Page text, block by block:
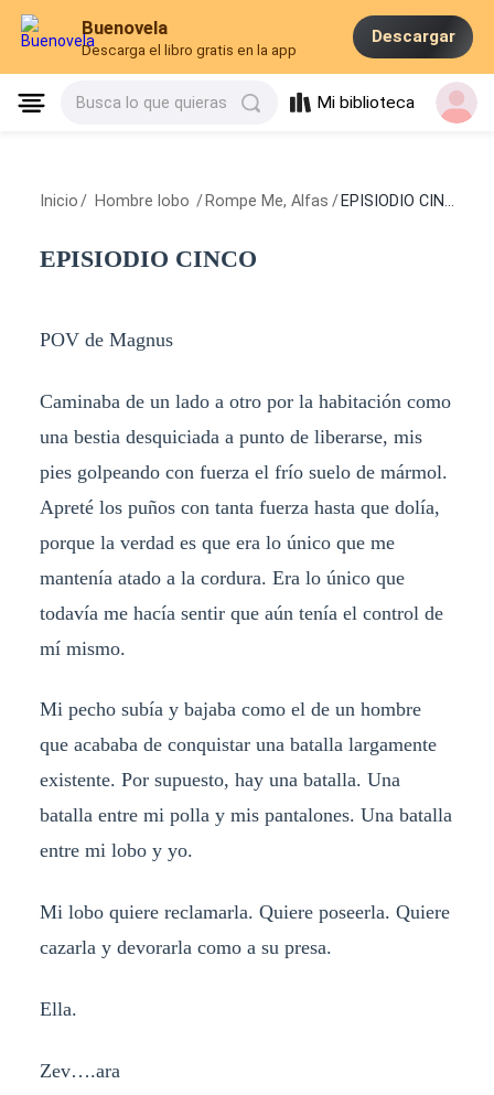
Buenovela
Descarga el libro gratis en la app
Descargar
Busca lo que quieras Mi biblioteca
Inicio / Hombre lobo / Rompe Me, Alfas / EPISIODIO CINCO
EPISIODIO CINCO
POV de Magnus
Caminaba de un lado a otro por la habitación como
una bestia desquiciada a punto de liberarse, mis
pies golpeando con fuerza el frío suelo de mármol.
Apreté los puños con tanta fuerza hasta que dolía,
porque la verdad es que era lo único que me
mantenía atado a la cordura. Era lo único que
todavía me hacía sentir que aún tenía el control de
mí mismo.
Mi pecho subía y bajaba como el de un hombre
que acababa de conquistar una batalla largamente
existente. Por supuesto, hay una batalla. Una
batalla entre mi polla y mis pantalones. Una batalla
entre mi lobo y yo.
Mi lobo quiere reclamarla. Quiere poseerla. Quiere
cazarla y devorarla como a su presa.
Ella.
Zev….ara